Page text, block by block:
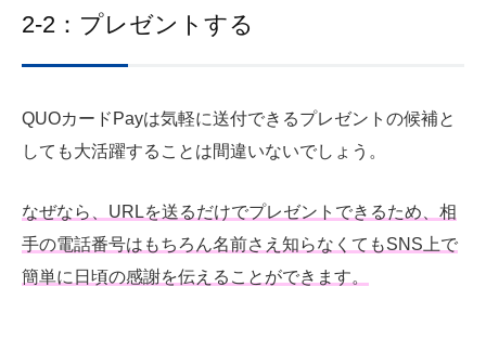
2-2：プレゼントする
QUOカードPayは気軽に送付できるプレゼントの候補と
しても大活躍することは間違いないでしょう。
なぜなら、URLを送るだけでプレゼントできるため、相
手の電話番号はもちろん名前さえ知らなくてもSNS上で
簡単に日頃の感謝を伝えることができます。